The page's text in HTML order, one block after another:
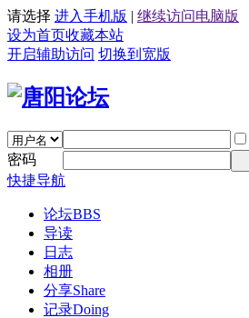
请选择 进入手机版 | 继续访问电脑版
设为首页收藏本站
开启辅助访问 切换到宽版
密码
快捷导航
论坛BBS
导读
日志
相册
分享Share
记录Doing